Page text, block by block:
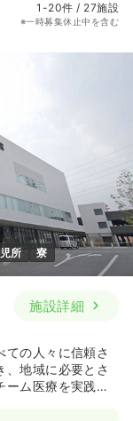
1-20件 / 27施設
※一時募集休止中を含む
所 寮
施設詳細
の人々に信頼さ
地域に必要とさ
ム医療を実践す